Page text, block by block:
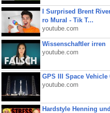
I Surprised Brent
ro Mural - Tik T...
youtube.com
Wissenschaftler irren
youtube.com
GPS III Space Vehicle
youtube.com
Hardstyle Henning